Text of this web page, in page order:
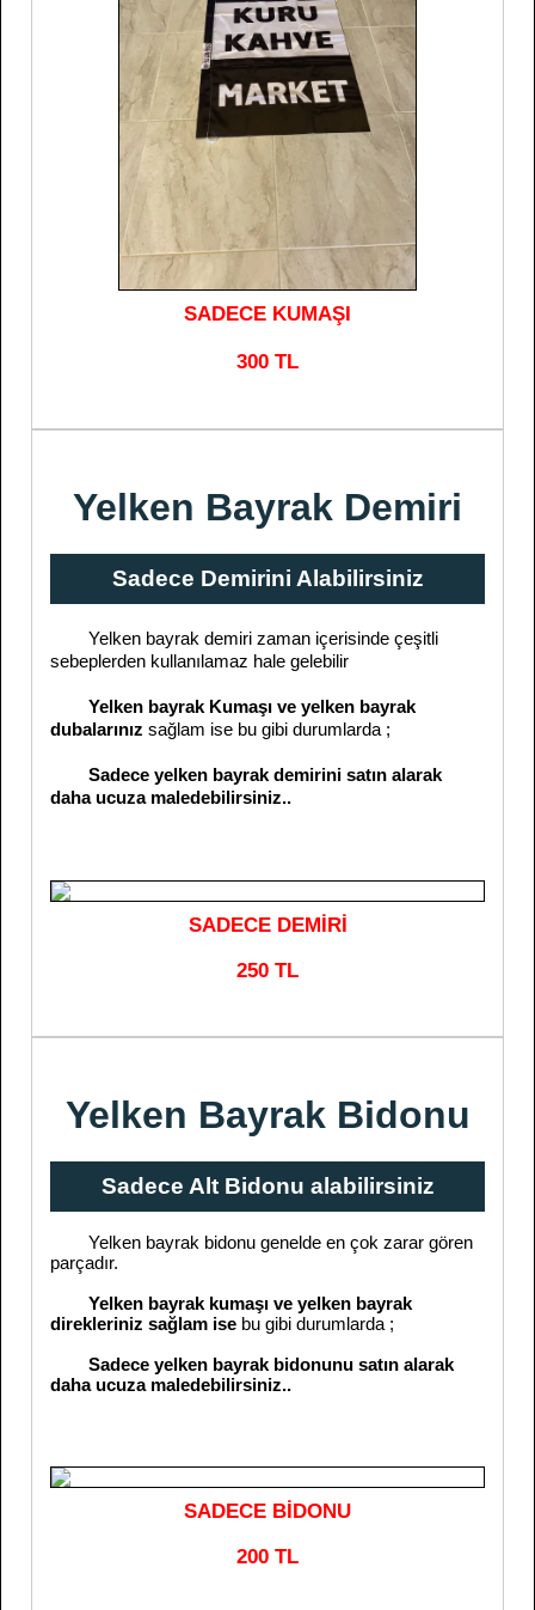
SADECE KUMAŞI
300 TL
Yelken Bayrak Demiri
Sadece Demirini Alabilirsiniz
Yelken bayrak demiri zaman içerisinde çeşitli
sebeplerden kullanılamaz hale gelebilir
Yelken bayrak Kumaşı ve yelken bayrak
dubalarınız sağlam ise bu gibi durumlarda ;
Sadece yelken bayrak demirini satın alarak
daha ucuza maledebilirsiniz..
SADECE DEMİRİ
250 TL
Yelken Bayrak Bidonu
Sadece Alt Bidonu alabilirsiniz
Yelken bayrak bidonu genelde en çok zarar gören
parçadır.
Yelken bayrak kumaşı ve yelken bayrak
direkleriniz sağlam ise bu gibi durumlarda ;
Sadece yelken bayrak bidonunu satın alarak
daha ucuza maledebilirsiniz..
SADECE BİDONU
200 TL